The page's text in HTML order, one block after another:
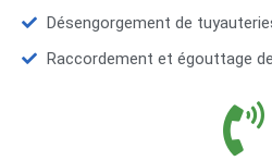
Désengorgement de
Raccordement et égouttage